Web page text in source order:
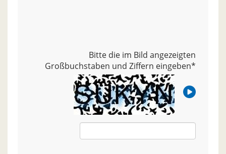
Bitte die im Bild angezeigten
Großbuchstaben und Ziffern eingeben*